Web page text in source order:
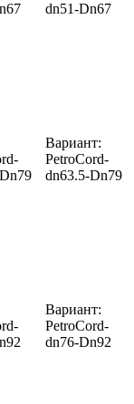
dn51-Dn67
Вариант:
PetroCord-
dn63.5-Dn79
Вариант:
PetroCord-
dn76-Dn92